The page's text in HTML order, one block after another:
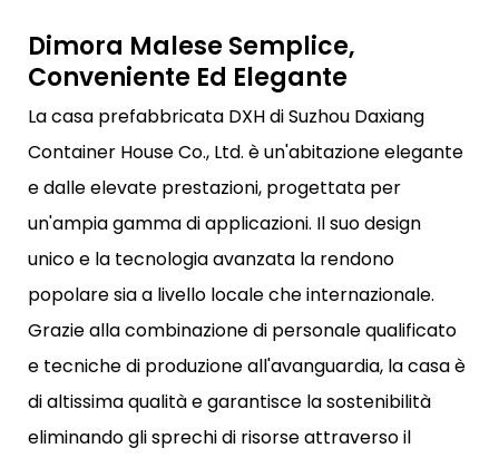
Dimora Malese Semplice,
Conveniente Ed Elegante
La casa prefabbricata DXH di Suzhou Daxiang
Container House Co., Ltd. è un'abitazione elegante
e dalle elevate prestazioni, progettata per
un'ampia gamma di applicazioni. Il suo design
unico e la tecnologia avanzata la rendono
popolare sia a livello locale che internazionale.
Grazie alla combinazione di personale qualificato
e tecniche di produzione all'avanguardia, la casa è
di altissima qualità e garantisce la sostenibilità
eliminando gli sprechi di risorse attraverso il